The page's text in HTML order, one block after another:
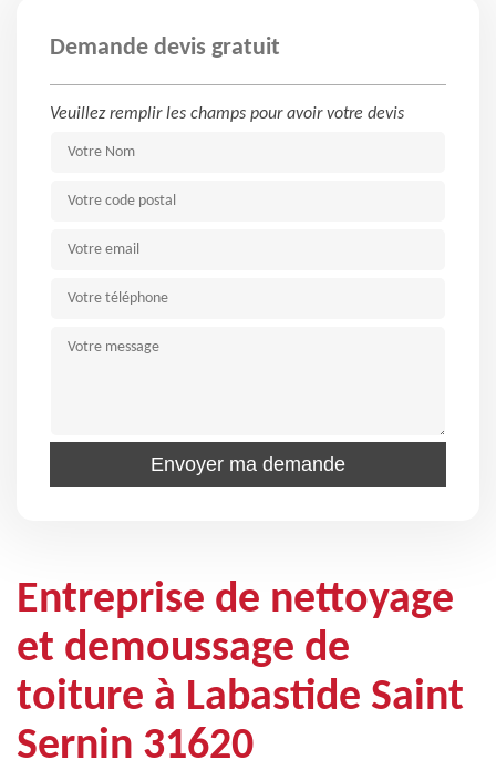
Demande devis gratuit
Veuillez remplir les champs pour avoir votre devis
Entreprise de nettoyage
et demoussage de
toiture à Labastide Saint
Sernin 31620